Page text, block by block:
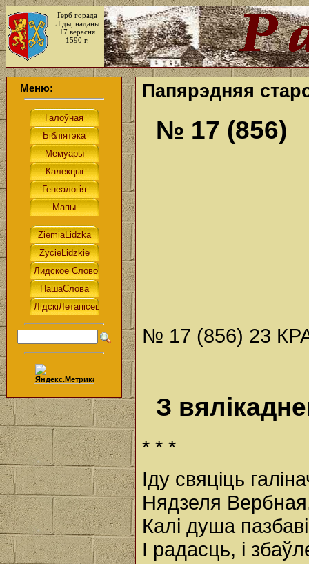
Герб горада
Ліды, наданы
17 верасня
1590 г.
Меню: Папярэдняя
№ 17 (856)
№ 17 (856) 23
З
* * *
Іду свяціць
Нядзеля Вербная,
Калі душа
І радасць, і